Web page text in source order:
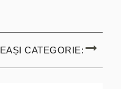
CATEGORIE: